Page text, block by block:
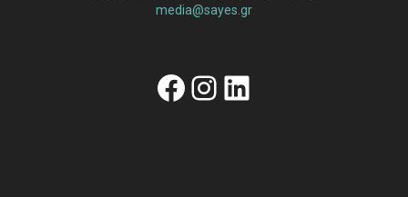
media@sayes.gr
Facebook
Instagram
Linkedin